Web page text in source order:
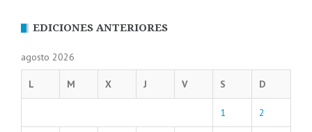
EDICIONES ANTERIORES
agosto 2026
L M X J V S D
1 2